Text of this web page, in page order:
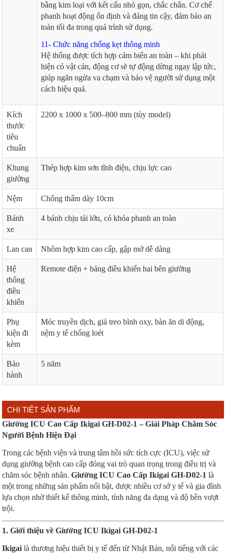
bằng kim loại với kết cấu nhỏ gọn, chắc chắn. Cơ chế
phanh hoạt động ổn định và đáng tin cậy, đảm bảo an
toàn tối đa trong quá trình sử dụng.
11- Chức năng chống kẹt thông minh
Hệ thống được tích hợp cảm biến an toàn – khi phát
hiện có vật cản, động cơ sẽ tự động dừng ngay lập tức,
giúp ngăn ngừa va chạm và bảo vệ người sử dụng một
cách hiệu quả.
Kích
thước
tiêu
chuẩn
2200 x 1000 x 500–800 mm (tùy model)
Khung
giường
Thép hợp kim sơn tĩnh điện, chịu lực cao
Nệm Chống thấm dày 10cm
Bánh
xe
4 bánh chịu tải lớn, có khóa phanh an toàn
Lan can Nhôm hợp kim cao cấp, gập mở dễ dàng
Hệ
thống
điều
khiển
Remote điện + bảng điều khiển hai bên giường
Phụ
kiện đi
kèm
Móc truyền dịch, giá treo bình oxy, bàn ăn di động,
nệm y tế chống loét
Bảo
hành
5 năm
CHI TIẾT SẢN PHẨM
Giường ICU Cao Cấp Ikigai GH-D02-1 – Giải Pháp Chăm Sóc
Người Bệnh Hiện Đại
Trong các bệnh viện và trung tâm hồi sức tích cực (ICU), việc sử
dụng giường bệnh cao cấp đóng vai trò quan trọng trong điều trị và
chăm sóc bệnh nhân.Giường ICU Cao Cấp Ikigai GH-D02-1 là
một trong những sản phẩm nổi bật, được nhiều cơ sở y tế và gia đình
lựa chọn nhờ thiết kế thông minh, tính năng đa dạng và độ bền vượt
trội.
1. Giới thiệu về Giường ICU Ikigai GH-D02-1
Ikigai là thương hiệu thiết bị y tế đến từ Nhật Bản, nổi tiếng với các